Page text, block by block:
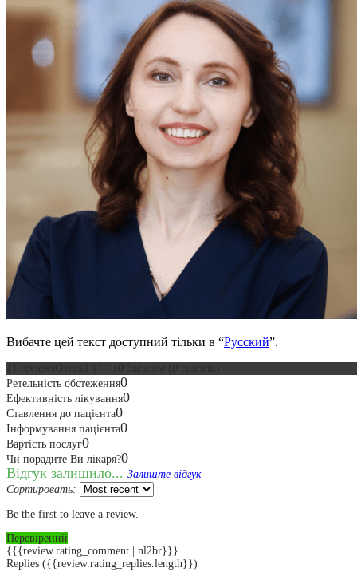
Вибачте цей текст доступний тільки в “Русский”.
Ретельність обстеження0
Ефективність лікування0
Ставлення до пацієнта0
Інформування пацієнта0
Вартість послуг0
Чи порадите Ви лікаря?0
Відгук залишило... Залиште відгук
Сортировать:
Be the first to leave a review.
Перевірений
{{{review.rating_comment | nl2br}}}
Replies ({{review.rating_replies.length}})